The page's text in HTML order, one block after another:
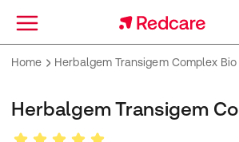
Menu
Home Herbalgem Transigem Complex Bio
Herbalgem Transigem